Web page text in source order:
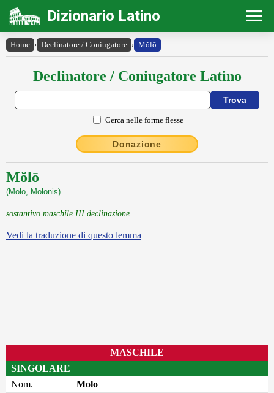
Dizionario Latino
Home › Declinatore / Coniugatore › Mŏlō
Declinatore / Coniugatore Latino
Cerca nelle forme flesse
Donazione
Mŏlō
(Molo, Molonis)
sostantivo maschile III declinazione
Vedi la traduzione di questo lemma
MASCHILE
SINGOLARE
Nom.
Molo